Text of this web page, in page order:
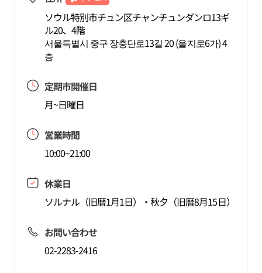
ソウル特別市チュン区チャンチュンダンロ13ギ
ル20、4階
서울특별시 중구 장충단로13길 20 (을지로6가) 4
층
定期市開催日
月~日曜日
営業時間
10:00~21:00
休業日
ソルナル（旧暦1月1日）・秋夕（旧暦8月15日）
お問い合わせ
02-2283-2416